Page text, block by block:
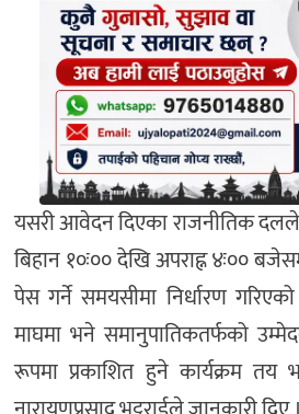
यसरी आवेदन दिएका राजनीतिक
बिहान १०ः०० देखि अपराह्न ४ः००
पेस गर्ने समयसीमा निर्धारण
माघमा भने समानुपातिकतर्फको
रूपमा प्रकाशित हुने कार्यक्रम तय